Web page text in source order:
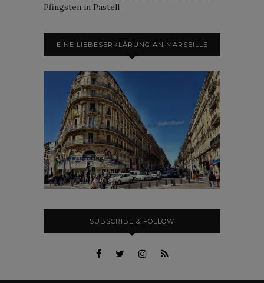
Pfingsten in Pastell
EINE LIEBESERKLÄRUNG AN MARSEILLE
SUBSCRIBE & FOLLOW